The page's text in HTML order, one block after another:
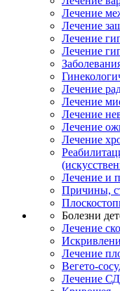
Лечение
Лечение
Лечение
Лечение
Лечение
Лечение
Лечение
Лечение
Лечение
Лечение и
Причины,
Болезни
Лечение
Лечение
Вегето-
Лечение